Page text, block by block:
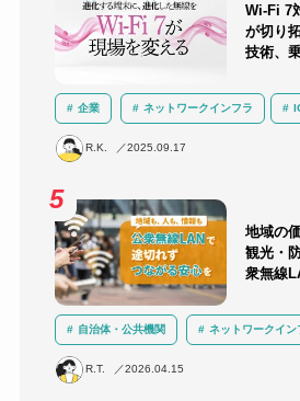
Wi-Fi 7
が切り
技術、
企業 ネットワークインフラ
運用負荷軽減 技術解説
R.K. 2025.09.17
地域の
観光・
衆無線
自治体・公共機関 ネットワークイン
セキュリティ
R.T. 2026.04.15